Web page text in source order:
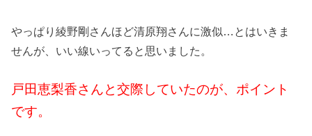
やっぱり綾野剛さんほど清原翔さんに激似…とはいきま
せんが、いい線いってると思いました。
戸田恵梨香さんと交際していたのが、ポイント
です。